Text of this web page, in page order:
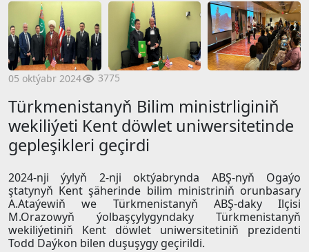
05 oktýabr 2024 3775
Türkmenistanyň Bilim ministrliginiň
wekiliýeti Kent döwlet uniwersitetinde
gepleşikleri geçirdi
2024-nji ýylyň 2-nji oktýabrynda ABŞ-nyň Ogaýo
ştatynyň Kent şäherinde bilim ministriniň orunbasary
A.Ataýewiň we Türkmenistanyň ABŞ-daky Ilçisi
M.Orazowyň ýolbaşçylygyndaky Türkmenistanyň
wekiliýetiniň Kent döwlet uniwersitetiniň prezidenti
Todd Daýkon bilen duşuşygy geçirildi.